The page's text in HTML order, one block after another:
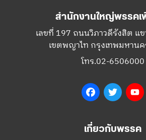
สำนักงานใหญ่พรรคเ
เลขที่ 197 ถนนวิภาวดีรังสิต แข
เขตพญาไท กรุงเทพมหาน
โทร.02-6506000
FacebookTwitter
เกี่ยวกับพรรค